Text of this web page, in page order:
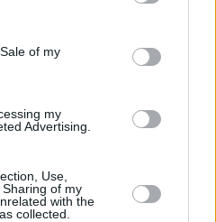
and its third-party tags to
purposes in below Google
of my
my
Advertising.
Use,
of my
with the
collected.
και οδηγίες
μπορούν να
της Γενικής
Προστασίας στην
civilprotection.gov.gr